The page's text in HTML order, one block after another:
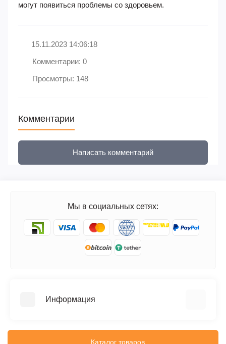
могут появиться проблемы со здоровьем.
15.11.2023 14:06:18
Комментарии: 0
Просмотры: 148
Комментарии
Написать комментарий
Мы в социальных сетях:
Информация
Каталог товаров